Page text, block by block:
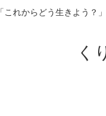
「これからどう生きよう？
く